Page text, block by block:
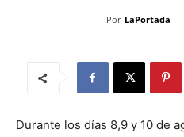
Por LaPortada -
Durante los días 8,9 y 10 de